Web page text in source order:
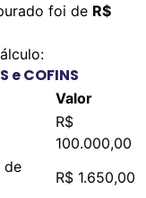
foi de R$
e COFINS
Valor
R$
100.000,00
de
R$ 1.650,00